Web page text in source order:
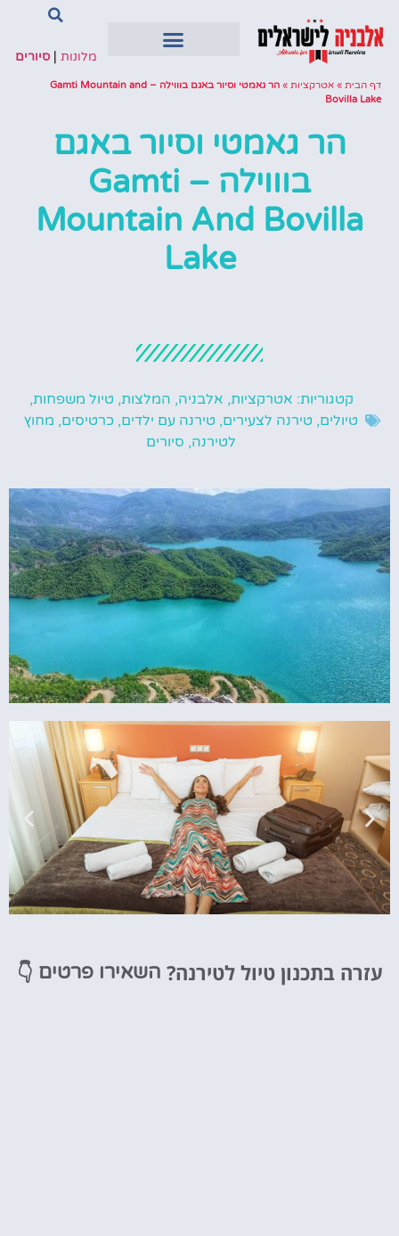
מלונות |סיורים
דף הבית » אטרקציות »
הר גאמטי וסיור באגם בוווילה – Gamti Mountain and
Bovilla Lake
הר גאמטי וסיור באגם
בוווילה – Gamti
Mountain And Bovilla
Lake
קטגוריות: אטרקציות, אלבניה, המלצות, טיול משפחות,
טיולים, טירנה לצעירים, טירנה עם ילדים, כרטיסים, מחוץ
לטירנה, סיורים
מציאת מלון
עזרה בתכנון טיול לטירנה? השאירו פרטים 👇